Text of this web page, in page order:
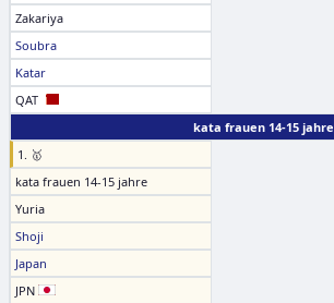
Zakariya
Soubra
Katar
QAT
kata frauen 14-15 jahre
1. 🥇
kata frauen 14-15 jahre
Yuria
Shoji
Japan
JPN